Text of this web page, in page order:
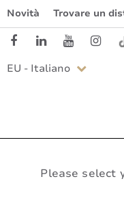
Novità Trovare un
EU - Italiano
Please select